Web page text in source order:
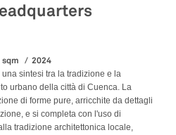
2024
una sintesi tra la tradizione e la
urbano della città di Cuenca. La
di forme pure, arricchite da dettagli
e si completa con l'uso di
tradizione architettonica locale,